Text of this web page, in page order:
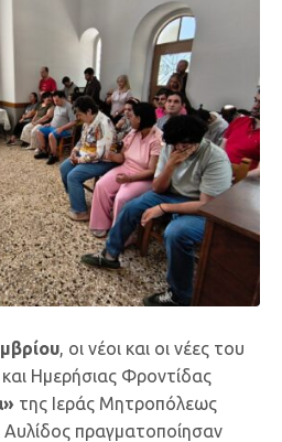
, οι νέοι και οι νέες του
Ημερήσιας Φροντίδας
της Ιεράς Μητροπόλεως
πραγματοποίησαν